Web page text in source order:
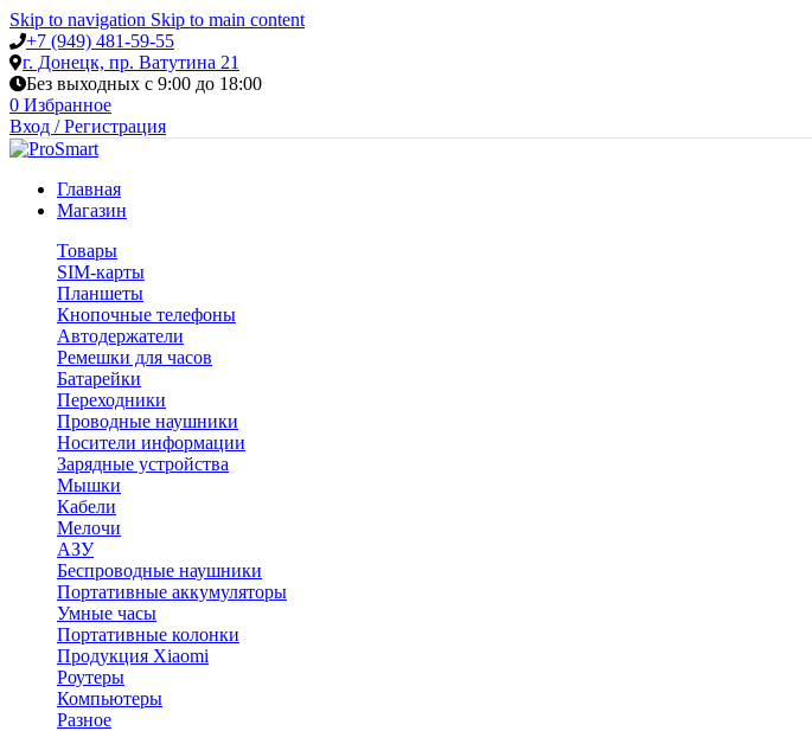
Skip to navigation Skip to main content
+7 (949) 481-59-55
г. Донецк, пр. Ватутина 21
Без выходных с 9:00 до 18:00
0 Избранное
Вход / Регистрация
Главная
Магазин
Товары
SIM-карты
Планшеты
Кнопочные телефоны
Автодержатели
Ремешки для часов
Батарейки
Переходники
Проводные наушники
Носители информации
Зарядные устройства
Мышки
Кабели
Мелочи
АЗУ
Беспроводные наушники
Портативные аккумуляторы
Умные часы
Портативные колонки
Продукция Xiaomi
Роутеры
Компьютеры
Разное